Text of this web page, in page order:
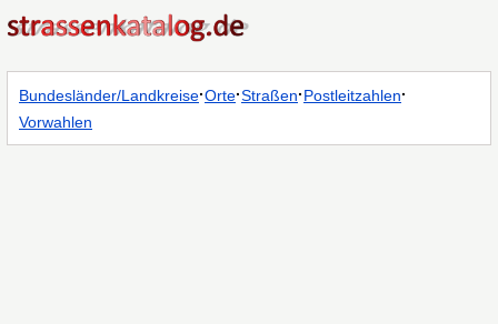
Bundesländer/Landkreise·Orte·Straßen·Postleitzahlen·
Vorwahlen